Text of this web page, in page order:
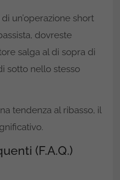
un’operazione short
dovreste
salga al di sopra di
sotto nello stesso
tendenza al ribasso, il
(F.A.Q.)